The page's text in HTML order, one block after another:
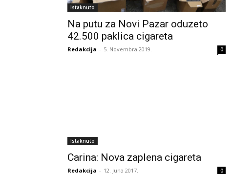
Istaknuto
Na putu za Novi Pazar oduzeto
42.500 paklica cigareta
Redakcija - 5. Novembra 2019. 0
Istaknuto
Carina: Nova zaplena cigareta
Redakcija - 12. Juna 2017. 0